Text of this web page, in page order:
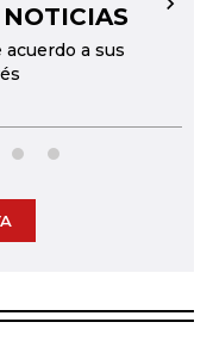
a sus
→